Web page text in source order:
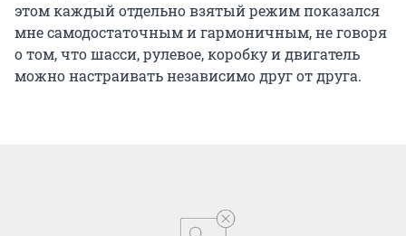
этом каждый отдельно взятый режим показался
мне самодостаточным и гармоничным, не говоря
о том, что шасси, рулевое, коробку и двигатель
можно настраивать независимо друг от друга.